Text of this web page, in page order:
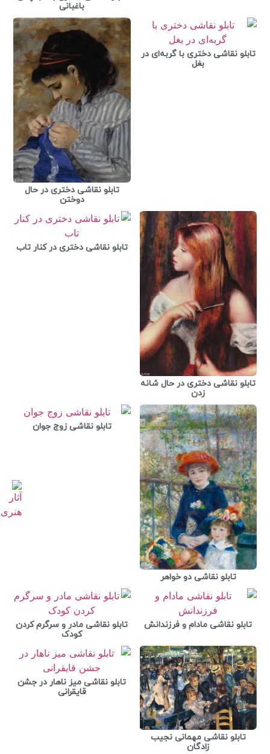
باغبانی
تابلو نقاشی دختری با گربه‌ای در
بغل
تابلو نقاشی دختری در حال
دوختن
تابلو نقاشی دختری در حال شانه
زدن
تابلو نقاشی دختری در کنار تاب
تابلو نقاشی دو خواهر
تابلو نقاشی زوج جوان
تابلو نقاشی مادام و فرزندانش
تابلو نقاشی مادر و سرگرم کردن
کودک
تابلو نقاشی مهمانی نجیب
زادگان
تابلو نقاشی میز ناهار در جشن
قایقرانی